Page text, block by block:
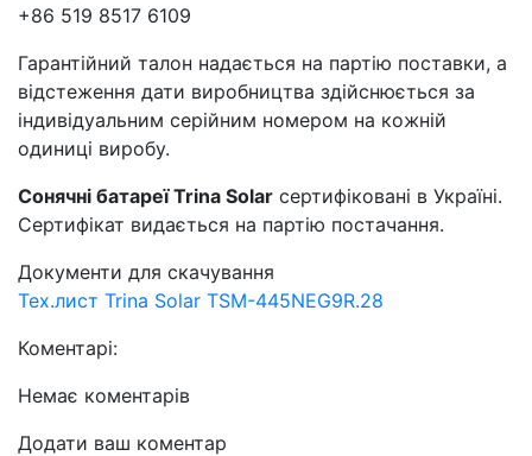
+86 519 8517 6109
Гарантійний талон надається на партію поставки, а
відстеження дати виробництва здійснюється за
індивідуальним серійним номером на кожній
одиниці виробу.
Сонячні батареї Trina Solar сертифіковані в Україні.
Сертифікат видається на партію постачання.
Документи для скачування
Тех.лист Trina Solar TSM-445NEG9R.28
Коментарі:
Немає коментарів
Додати ваш коментар